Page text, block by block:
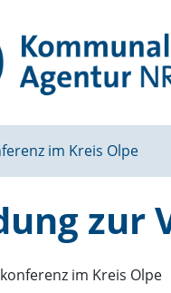
im Kreis Olpe
zur
im Kreis Olpe